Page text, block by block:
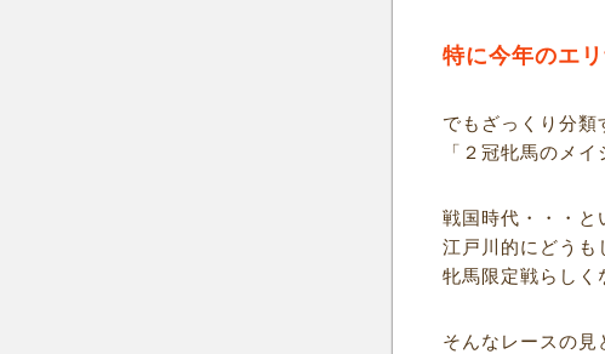
特に今年のエ
でもざっくり分類
「２冠牝馬のメ
戦国時代・・・と
江戸川的にどうも
牝馬限定戦らしく
そんなレースの